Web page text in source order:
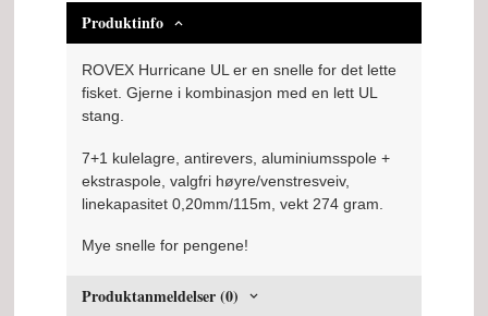
Produktinfo
ROVEX Hurricane UL er en snelle for det lette
fisket. Gjerne i kombinasjon med en lett UL
stang.
7+1 kulelagre, antirevers, aluminiumsspole +
ekstraspole, valgfri høyre/venstresveiv,
linekapasitet 0,20mm/115m, vekt 274 gram.
Mye snelle for pengene!
Produktanmeldelser (0)